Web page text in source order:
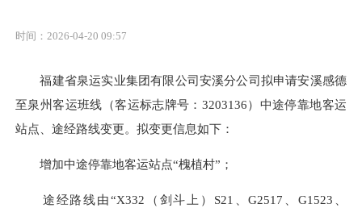
时间：2026-04-20 09:57
福建省泉运实业集团有限公司安溪分公司拟申请安溪感德
至泉州客运班线（客运标志牌号：3203136）中途停靠地客运
站点、途经路线变更。拟变更信息如下：
增加中途停靠地客运站点“槐植村”；
途经路线由“X332（剑斗上）S21、G2517、G1523、